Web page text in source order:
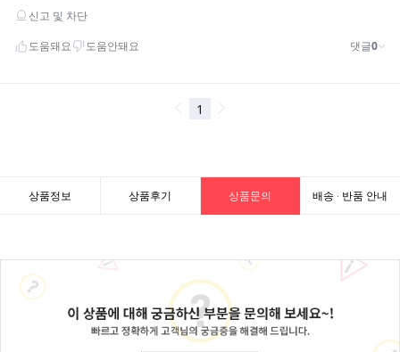
상품정보 상품후기 상품문의 배송 · 반품 안내